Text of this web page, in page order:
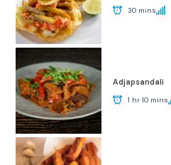
30 mins
Adjapsandali
1 hr 10 mins